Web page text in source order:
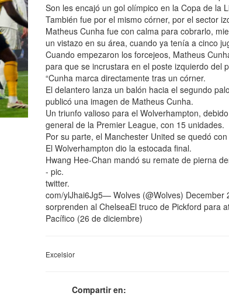
Son les encajó un gol olímpico en la Copa de la
También fue por el mismo córner, por el sector
Matheus Cunha fue con calma para cobrarlo,
un vistazo en su área, cuando ya tenía a cinco
Cuando empezaron los forcejeos, Matheus
para que se incrustara en el poste izquierdo del
“Cunha marca directamente tras un córner.
El delantero lanza un balón hacia el segundo
publicó una imagen de Matheus Cunha.
Un triunfo valioso para el Wolverhampton,
general de la Premier League, con 15 unidades.
Por su parte, el Manchester United se quedó
El Wolverhampton dio la estocada final.
Hwang Hee-Chan mandó su remate de pierna
- pic.
twitter.
com/ylJhai6Jg5— Wolves (@Wolves) December
sorprenden al ChelseaEl truco de Pickford para
Pacífico (26 de diciembre)
Excelsior
Compartir en: